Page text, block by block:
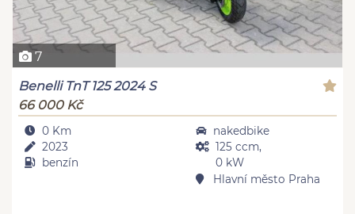
7
Benelli TnT 125 2024 S
66 000 Kč
0 Km
2023
benzín
nakedbike
125 ccm,
0 kW
Hlavní město Praha